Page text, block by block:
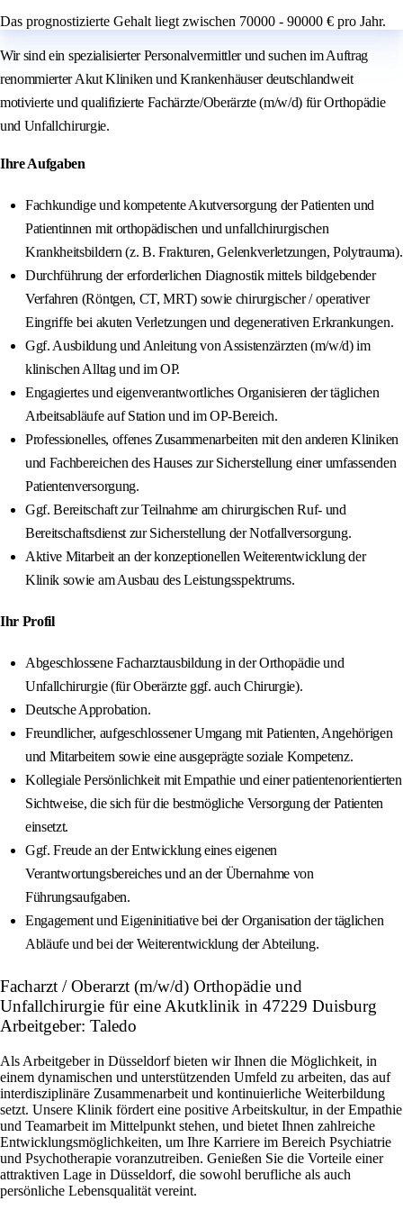
Das prognostizierte Gehalt liegt zwischen 70000 - 90000 € pro Jahr.
Wir sind ein spezialisierter Personalvermittler und suchen im Auftrag
renommierter Akut Kliniken und Krankenhäuser deutschlandweit
motivierte und qualifizierte Fachärzte/Oberärzte (m/w/d) für Orthopädie
und Unfallchirurgie.
Ihre Aufgaben
Fachkundige und kompetente Akutversorgung der Patienten und
Patientinnen mit orthopädischen und unfallchirurgischen
Krankheitsbildern (z. B. Frakturen, Gelenkverletzungen, Polytrauma).
Durchführung der erforderlichen Diagnostik mittels bildgebender
Verfahren (Röntgen, CT, MRT) sowie chirurgischer / operativer
Eingriffe bei akuten Verletzungen und degenerativen Erkrankungen.
Ggf. Ausbildung und Anleitung von Assistenzärzten (m/w/d) im
klinischen Alltag und im OP.
Engagiertes und eigenverantwortliches Organisieren der täglichen
Arbeitsabläufe auf Station und im OP-Bereich.
Professionelles, offenes Zusammenarbeiten mit den anderen Kliniken
und Fachbereichen des Hauses zur Sicherstellung einer umfassenden
Patientenversorgung.
Ggf. Bereitschaft zur Teilnahme am chirurgischen Ruf- und
Bereitschaftsdienst zur Sicherstellung der Notfallversorgung.
Aktive Mitarbeit an der konzeptionellen Weiterentwicklung der
Klinik sowie am Ausbau des Leistungsspektrums.
Ihr Profil
Abgeschlossene Facharztausbildung in der Orthopädie und
Unfallchirurgie (für Oberärzte ggf. auch Chirurgie).
Deutsche Approbation.
Freundlicher, aufgeschlossener Umgang mit Patienten, Angehörigen
und Mitarbeitern sowie eine ausgeprägte soziale Kompetenz.
Kollegiale Persönlichkeit mit Empathie und einer patientenorientierten
Sichtweise, die sich für die bestmögliche Versorgung der Patienten
einsetzt.
Ggf. Freude an der Entwicklung eines eigenen
Verantwortungsbereiches und an der Übernahme von
Führungsaufgaben.
Engagement und Eigeninitiative bei der Organisation der täglichen
Abläufe und bei der Weiterentwicklung der Abteilung.
Facharzt / Oberarzt (m/w/d) Orthopädie und
Unfallchirurgie für eine Akutklinik in 47229 Duisburg
Arbeitgeber: Taledo
Als Arbeitgeber in Düsseldorf bieten wir Ihnen die Möglichkeit, in
einem dynamischen und unterstützenden Umfeld zu arbeiten, das auf
interdisziplinäre Zusammenarbeit und kontinuierliche Weiterbildung
setzt. Unsere Klinik fördert eine positive Arbeitskultur, in der Empathie
und Teamarbeit im Mittelpunkt stehen, und bietet Ihnen zahlreiche
Entwicklungsmöglichkeiten, um Ihre Karriere im Bereich Psychiatrie
und Psychotherapie voranzutreiben. Genießen Sie die Vorteile einer
attraktiven Lage in Düsseldorf, die sowohl berufliche als auch
persönliche Lebensqualität vereint.